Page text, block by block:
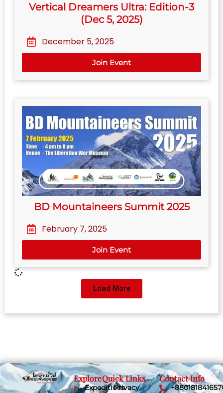
Vertical Dreamers Ultra: Edition-3
(Dec 5, 2025)
December 5, 2025
Join Event
BD Mountaineers Summit 2025
February 7, 2025
Join Event
Load More
Explore
Expeditions
Quick Links
Privacy
Contact Info